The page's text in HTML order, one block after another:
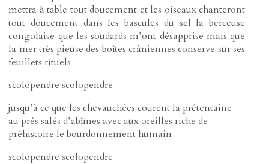
mettra à table tout doucement et les oiseaux chanteront
tout doucement dans les bascules du sel la berceuse
congolaise que les soudards m’ont désapprise mais que
la mer très pieuse des boîtes crâniennes conserve sur ses
feuillets rituels
scolopendre scolopendre
jusqu’à ce que les chevauchées courent la prétentaine
au prés salés d’abîmes avec aux oreilles riche de
préhistoire le bourdonnement humain
scolopendre scolopendre